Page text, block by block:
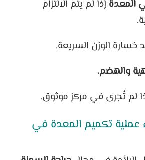
المعدة إذا لم يتم الالتزام
خسارة الوزن السريعة.
والهضم.
لم تُجرى في مركز موثوق.
عملية تكميم المعدة في